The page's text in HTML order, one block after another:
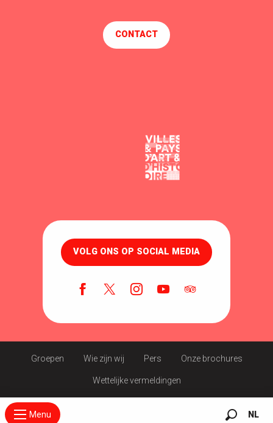
Menu NL
CONTACT
VOLG ONS OP SOCIAL MEDIA
Groepen Wie zijn wij Pers Onze brochures
Wettelijke vermeldingen